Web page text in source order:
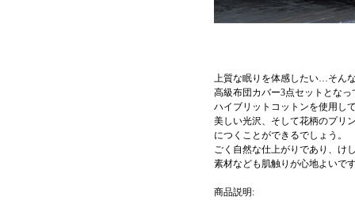
上質な眠りを体感したい…そん
高級布団カバー3点セットとな
ハイブリットコットンを使用し
美しい光沢、そして花柄のプリ
につくことができるでしょう。
ごく自然な仕上がりであり、け
素材なども肌触りが心地よいで
商品説明: